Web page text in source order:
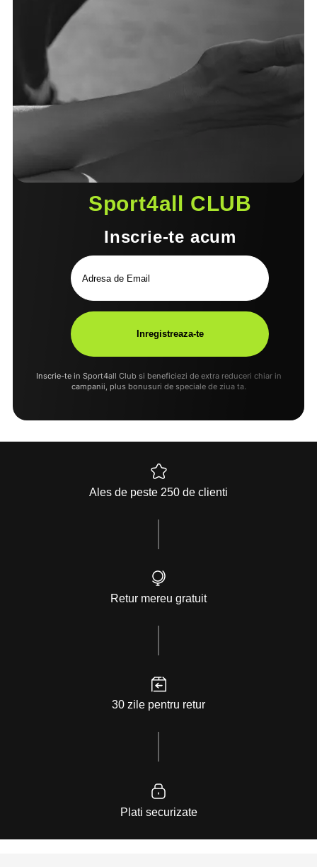
Sport4all CLUB
Inscrie-te acum
Inscrie-te in Sport4all Club si beneficiezi de extra reduceri chiar in
campanii, plus bonusuri de speciale de ziua ta.
Ales de peste 250 de clienti
Retur mereu gratuit
30 zile pentru retur
Plati securizate